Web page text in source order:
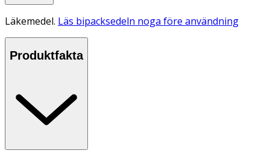
Läkemedel. Läs bipacksedeln noga före användning
Produktfakta